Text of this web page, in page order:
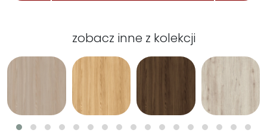
zobacz inne z kolekcji